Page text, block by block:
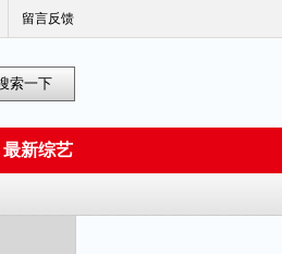
留言反馈
最新综艺